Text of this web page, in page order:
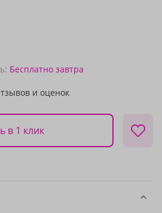
Бесплатно завтра
и оценок
в 1 клик